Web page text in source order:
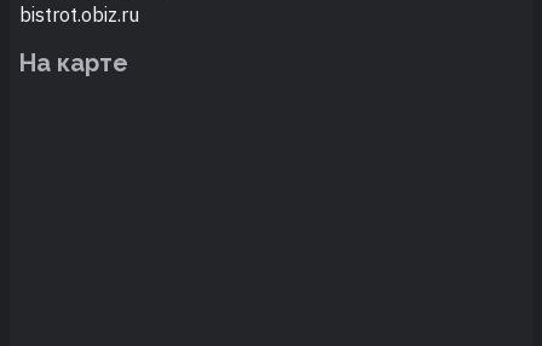
bistrot.obiz.ru
На карте